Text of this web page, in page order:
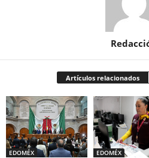
Artículos relacionados
EDOMÉX EDOMÉX